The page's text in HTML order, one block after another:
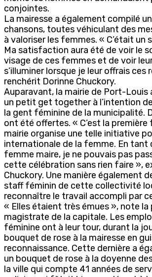
conjointes.
La mairesse a également compilé
chansons, toutes véhiculant des
à valoriser les femmes. « C’était un
Ma satisfaction aura été de voir le
visage de ces femmes et de voir
s’illuminer lorsque je leur offrais ces
renchérit Dorinne Chuckory.
Auparavant, la mairie de Port-Louis
un petit get together à l’intention
la gent féminine de la municipalité.
ont été offertes. « C’est la première
mairie organise une telle initiative
internationale de la femme. En tant
femme maire, je ne pouvais pas
cette célébration sans rien faire »,
Chuckory. Une manière également
staff féminin de cette collectivité
reconnaître le travail accompli par
« Elles étaient très émues », note la
magistrate de la capitale. Les
féminine ont à leur tour, durant la
bouquet de rose à la mairesse en
reconnaissance. Cette dernière a
un bouquet de rose à la doyenne
la ville qui compte 41 années de